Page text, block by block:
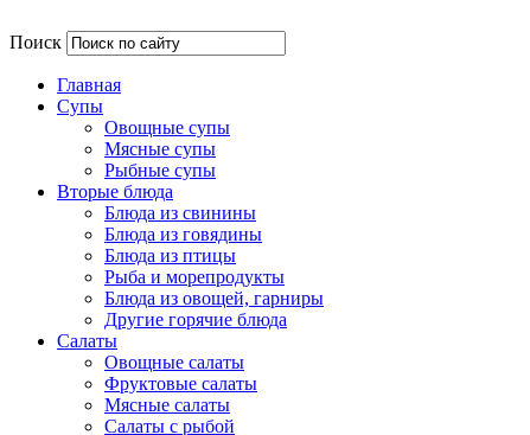
Поиск
Главная
Супы
Овощные супы
Мясные супы
Рыбные супы
Вторые блюда
Блюда из свинины
Блюда из говядины
Блюда из птицы
Рыба и морепродукты
Блюда из овощей, гарниры
Другие горячие блюда
Салаты
Овощные салаты
Фруктовые салаты
Мясные салаты
Салаты с рыбой